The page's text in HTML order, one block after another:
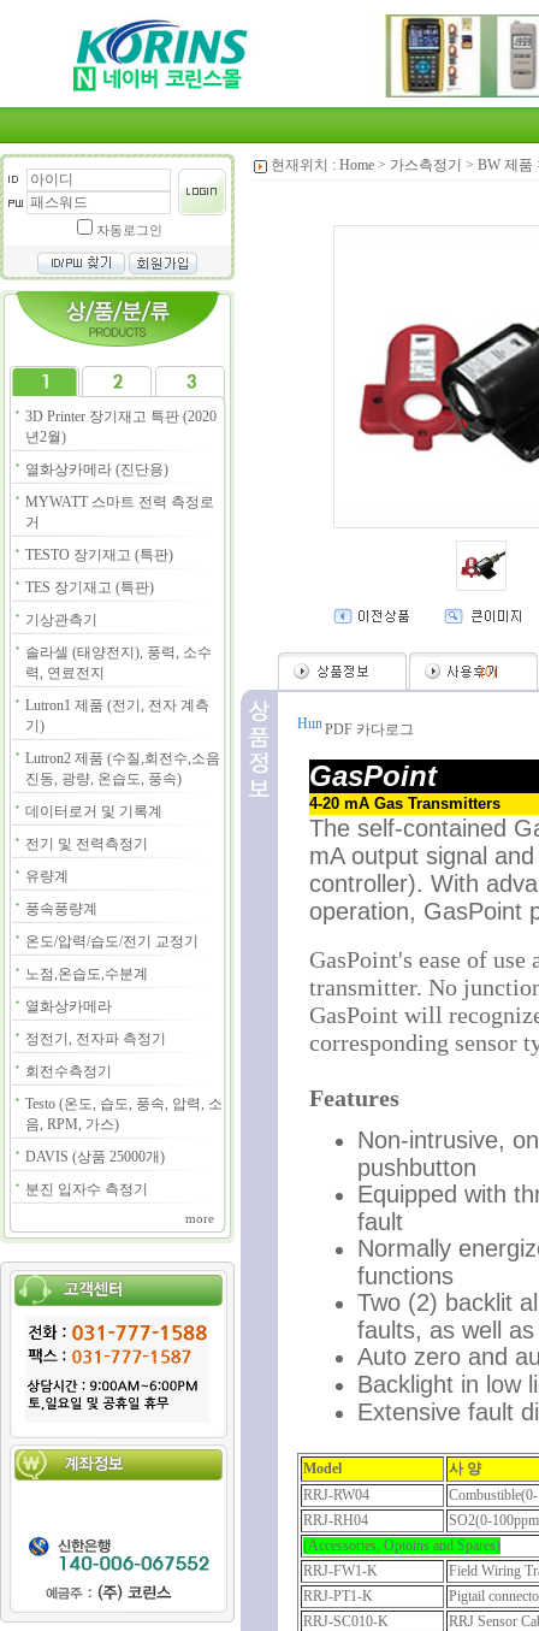
자동로그인
3D Printer 장기재고 특판 (2020
년2월)
열화상카메라 (진단용)
MYWATT 스마트 전력 측정로
거
TESTO 장기재고 (특판)
TES 장기재고 (특판)
기상관측기
솔라셀 (태양전지), 풍력, 소수
력, 연료전지
Lutron1 제품 (전기, 전자 계측
기)
Lutron2 제품 (수질,회전수,소음
진동, 광량, 온습도, 풍속)
데이터로거 및 기록계
전기 및 전력측정기
유량계
풍속풍량계
온도/압력/습도/전기 교정기
노점,온습도,수분계
열화상카메라
정전기, 전자파 측정기
회전수측정기
Testo (온도, 습도, 풍속, 압력, 소
음, RPM, 가스)
DAVIS (상품 25000개)
분진 입자수 측정기
more
현재위치 : Home > 가스측정기 > BW 제품
(0)
PDF 카다로그
GasPoint
4-20 mA Gas Transmitters
The self-contained
mA output signal
controller). With
operation, GasPoint
GasPoint's ease of
transmitter. No
GasPoint will
corresponding sensor
Features
Non-intrusive,
pushbutton
Equipped with
fault
Normally
functions
Two (2) backlit
faults, as well
Auto zero and
Backlight in low
Extensive fault
Model
사 양
RRJ-RW04
RRJ-RH04
SO2(0-
(Accessories, Optoins and Spares)
RRJ-FW1-K
Field Wiring
RRJ-PT1-K
Pigtail
RRJ-SC010-K
RRJ Sensor